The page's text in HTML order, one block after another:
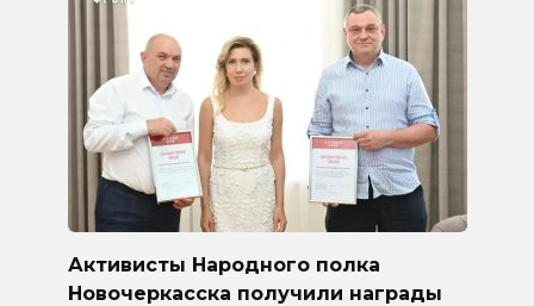
Активисты Народного полка
Новочеркасска получили награды